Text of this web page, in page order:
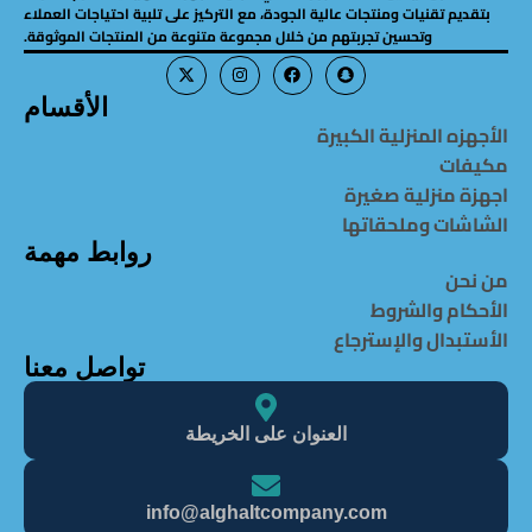
بتقديم تقنيات ومنتجات عالية الجودة، مع التركيز على تلبية احتياجات العملاء
وتحسين تجربتهم من خلال مجموعة متنوعة من المنتجات الموثوقة.
الأقسام
الأجهزه المنزلية الكبيرة
مكيفات
اجهزة منزلية صغيرة
الشاشات وملحقاتها
روابط مهمة
من نحن
الأحكام والشروط
الأستبدال والإسترجاع
تواصل معنا
العنوان على الخريطة
info@alghaItcompany.com